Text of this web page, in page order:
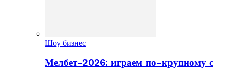
Шоу бизнес
Мелбет-2026: играем по-крупному с